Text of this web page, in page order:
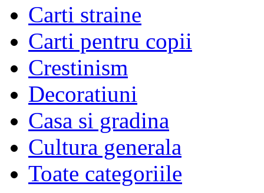
Carti straine
Carti pentru copii
Crestinism
Decoratiuni
Casa si gradina
Cultura generala
Toate categoriile